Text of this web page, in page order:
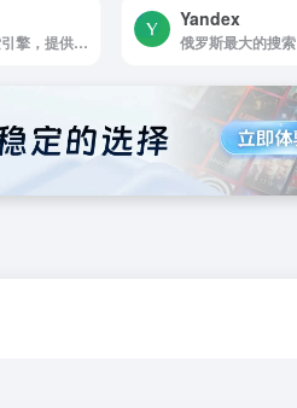
中国知名的搜索引擎，提供快速、准确的搜索结果，支持多种搜索类型，并通过与搜狗输入法和浏览器的深度整合，为用户提供高效、便捷的搜索体验。
Yandex